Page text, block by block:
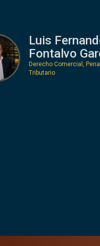
Luis
Fontalvo
Derecho Comercial, Penal,
Tributario